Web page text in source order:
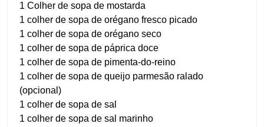
1 Colher de sopa de mostarda
1 colher de sopa de orégano fresco picado
1 colher de sopa de orégano seco
1 colher de sopa de páprica doce
1 colher de sopa de pimenta-do-reino
1 colher de sopa de queijo parmesão ralado
(opcional)
1 colher de sopa de sal
1 colher de sopa de sal marinho